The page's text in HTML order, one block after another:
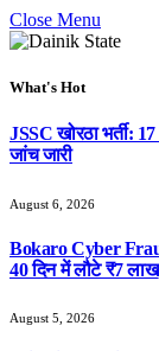
Close Menu
What's Hot
JSSC खोरठा भर्ती:
जांच जारी
August 6, 2026
Bokaro Cyber
40 दिन में लौटे ₹7 लाख
August 5, 2026